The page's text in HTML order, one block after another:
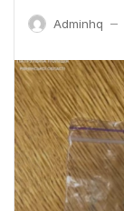
Adminhq —